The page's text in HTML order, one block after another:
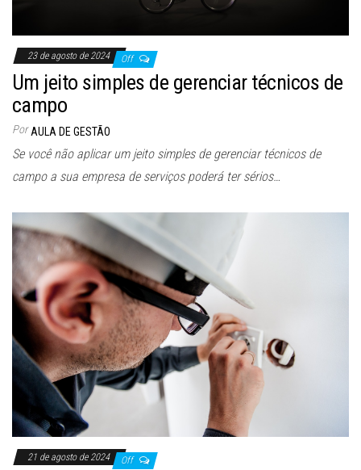
23 de agosto de 2024 Off
Um jeito simples de gerenciar técnicos de
campo
Por AULA DE GESTÃO
Se você não aplicar um jeito simples de gerenciar técnicos de
campo a sua empresa de serviços poderá ter sérios…
21 de agosto de 2024 Off